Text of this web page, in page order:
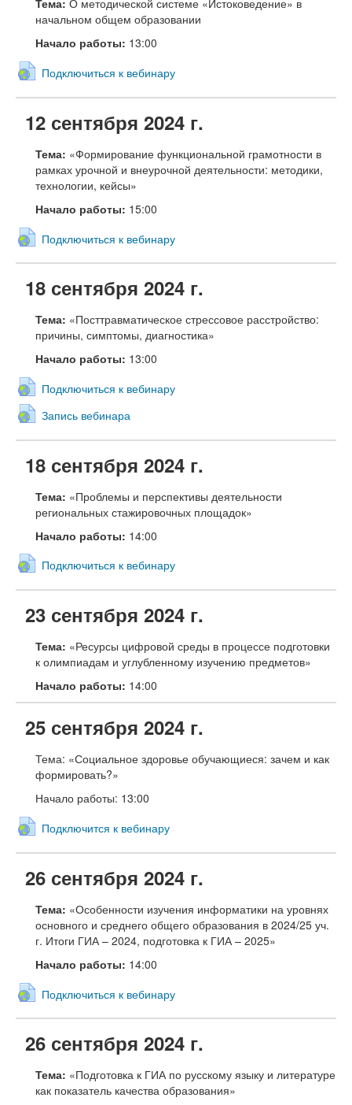
Тема: О методической системе «Истоковедение» в
начальном общем образовании
Начало работы: 13:00
Подключиться к вебинару
12 сентября 2024 г.
Тема: «Формирование функциональной грамотности в
рамках урочной и внеурочной деятельности: методики,
технологии, кейсы»
Начало работы: 15:00
Подключиться к вебинару
18 сентября 2024 г.
Тема: «Посттравматическое стрессовое расстройство:
причины, симптомы, диагностика»
Начало работы: 13:00
Подключиться к вебинару
Запись вебинара
18 сентября 2024 г.
Тема: «Проблемы и перспективы деятельности
региональных стажировочных площадок»
Начало работы: 14:00
Подключиться к вебинару
23 сентября 2024 г.
Тема: «Ресурсы цифровой среды в процессе подготовки
к олимпиадам и углубленному изучению предметов»
Начало работы: 14:00
25 сентября 2024 г.
Тема: «Социальное здоровье обучающиеся: зачем и как
формировать?»
Начало работы: 13:00
Подключится к вебинару
26 сентября 2024 г.
Тема: «Особенности изучения информатики на уровнях
основного и среднего общего образования в 2024/25 уч.
г. Итоги ГИА – 2024, подготовка к ГИА – 2025»
Начало работы: 14:00
Подключиться к вебинару
26 сентября 2024 г.
Тема: «Подготовка к ГИА по русскому языку и литературе
как показатель качества образования»